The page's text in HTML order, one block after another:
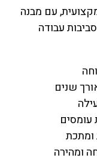
עם מבנה
עבודה
שנים
ומתכת
ומהירה